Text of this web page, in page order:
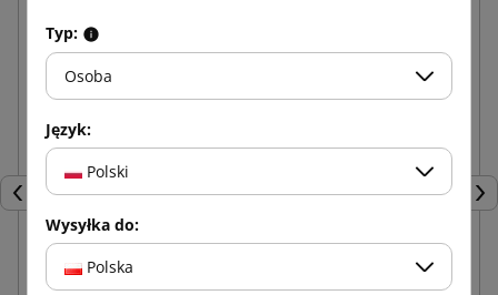
Poprzedni
Typ:
Osoba
Język:
Polski
Wysyłka do:
Polska